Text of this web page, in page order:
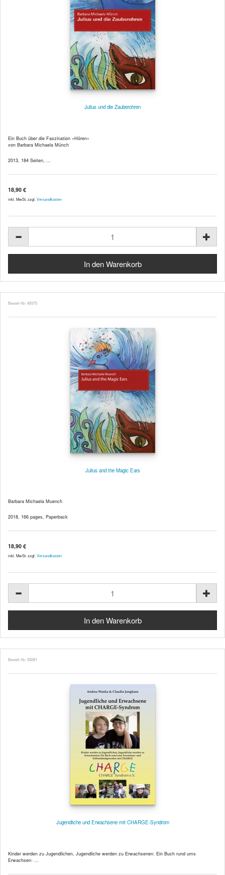
Julius und die Zauberohren
Ein Buch über die Faszination «Hören»
von Barbara Michaela Münch
2013, 184 Seiten, ...
18,90 €
inkl. MwSt. zzgl. Versandkosten
Bestell-Nr. 49375
Julius and the Magic Ears
Barbara Michaela Muench
2018, 166 pages, Paperback
18,90 €
inkl. MwSt. zzgl. Versandkosten
Bestell-Nr. 59281
Jugendliche und Erwachsene mit CHARGE-Syndrom
Kinder werden zu Jugendlichen, Jugendliche werden zu Erwachsenen: Ein Buch rund ums
Erwachsen- ...